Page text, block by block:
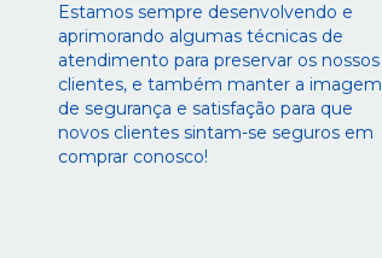
Estamos sempre desenvolvendo e
aprimorando algumas técnicas de
atendimento para preservar os nossos
clientes, e também manter a imagem
de segurança e satisfação para que
novos clientes sintam-se seguros em
comprar conosco!